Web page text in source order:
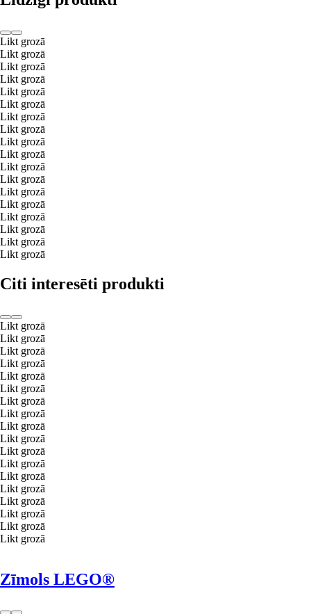
Likt grozā
Likt grozā
Likt grozā
Likt grozā
Likt grozā
Likt grozā
Likt grozā
Likt grozā
Likt grozā
Likt grozā
Likt grozā
Likt grozā
Likt grozā
Likt grozā
Likt grozā
Likt grozā
Likt grozā
Likt grozā
Citi interesēti produkti
Likt grozā
Likt grozā
Likt grozā
Likt grozā
Likt grozā
Likt grozā
Likt grozā
Likt grozā
Likt grozā
Likt grozā
Likt grozā
Likt grozā
Likt grozā
Likt grozā
Likt grozā
Likt grozā
Likt grozā
Likt grozā
Zīmols LEGO®